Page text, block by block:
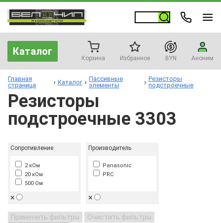
Каталог
Корзина Избранное BYN Аноним
Главная
страница
Каталог
Пассивные
элементы
Резисторы
подстроечные
Резисторы
подстроечные 3303
Сопротивление
2 кОм
20 кОм
500 Ом
×
Производитель
Panasonic
PRC
×
Применить фильтры
Очистить фильтры